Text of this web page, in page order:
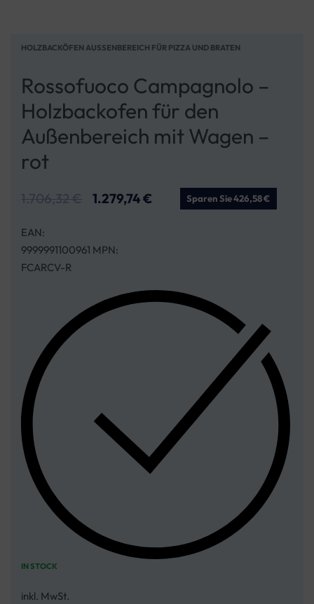
HOLZBACKÖFEN AUSSENBEREICH FÜR PIZZA UND BRATEN
Rossofuoco Campagnolo –
Holzbackofen für den
Außenbereich mit Wagen –
rot
1.706,32€ 1.279,74€ Sparen Sie 426,58 €
EAN:
9999991100961 MPN:
FCARCV-R
IN STOCK
inkl. MwSt.